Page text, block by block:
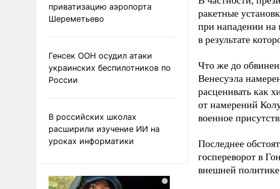
приватизацию аэропорта
Шереметьево
Генсек ООН осудил атаки
украинских беспилотников по
России
В российских школах
расширили изучение ИИ на
уроках информатики
ракетные
при нападении на
в результате
Что же до
Венесуэла
расценивать как
от намерений
военное
Последнее
госпереворот в
внешней